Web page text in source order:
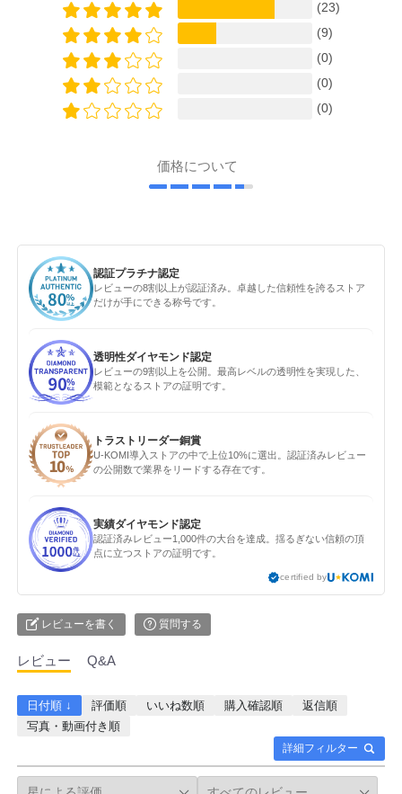
(23)
(9)
(0)
(0)
(0)
価格について
認証プラチナ認定
レビューの8割以上が認証済み。卓越した信頼性を誇るストア
だけが手にできる称号です。
透明性ダイヤモンド認定
レビューの9割以上を公開。最高レベルの透明性を実現した、
模範となるストアの証明です。
トラストリーダー銅賞
U-KOMI導入ストアの中で上位10%に選出。認証済みレビュー
の公開数で業界をリードする存在です。
実績ダイヤモンド認定
認証済みレビュー1,000件の大台を達成。揺るぎない信頼の頂
点に立つストアの証明です。
certified by
レビューを書く 質問する
レビュー Q&A
詳細フィルター
日付順 ↓ 評価順 いいね数順 購入確認順
返信順
写真・動画付き順